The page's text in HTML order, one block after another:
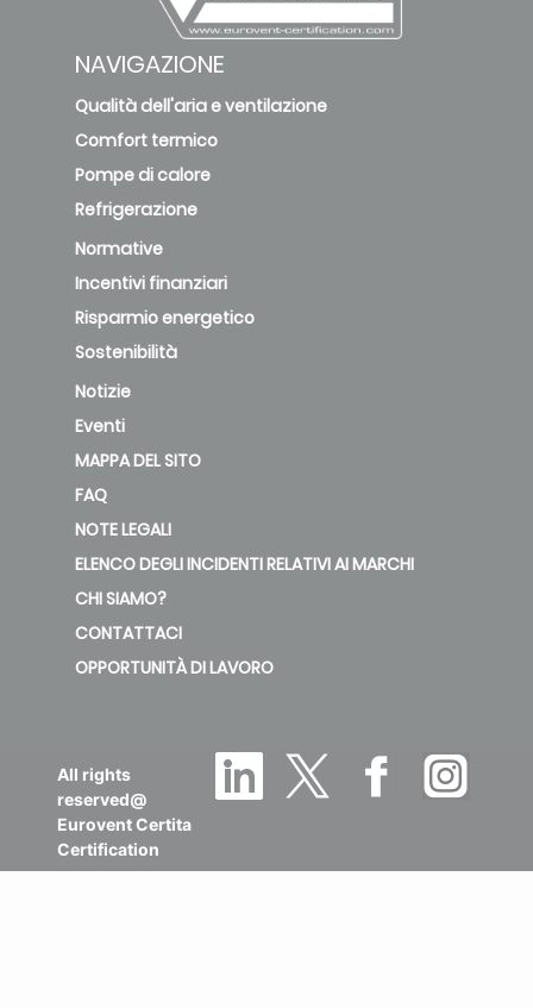
GS 5 TR
(7617626)
deleted
52
OEnoviaPAC-
GS 9 MR
(7618122)
OEnoviaPAC-
GS 9 TR
(7618123)
deleted
NAVIGAZIONE
Qualità dell'aria e ventilazione
Comfort termico
Pompe di calore
Refrigerazione
Normative
Incentivi finanziari
Risparmio energetico
Sostenibilità
Notizie
Eventi
MAPPA DEL SITO
FAQ
NOTE LEGALI
ELENCO DEGLI INCIDENTI RELATIVI AI MARCHI
CHI SIAMO?
CONTATTACI
OPPORTUNITÀ DI LAVORO
All rights
reserved@
Eurovent Certita
Certification